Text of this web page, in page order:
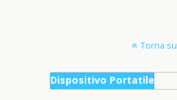
Torna su
Dispositivo Portatile